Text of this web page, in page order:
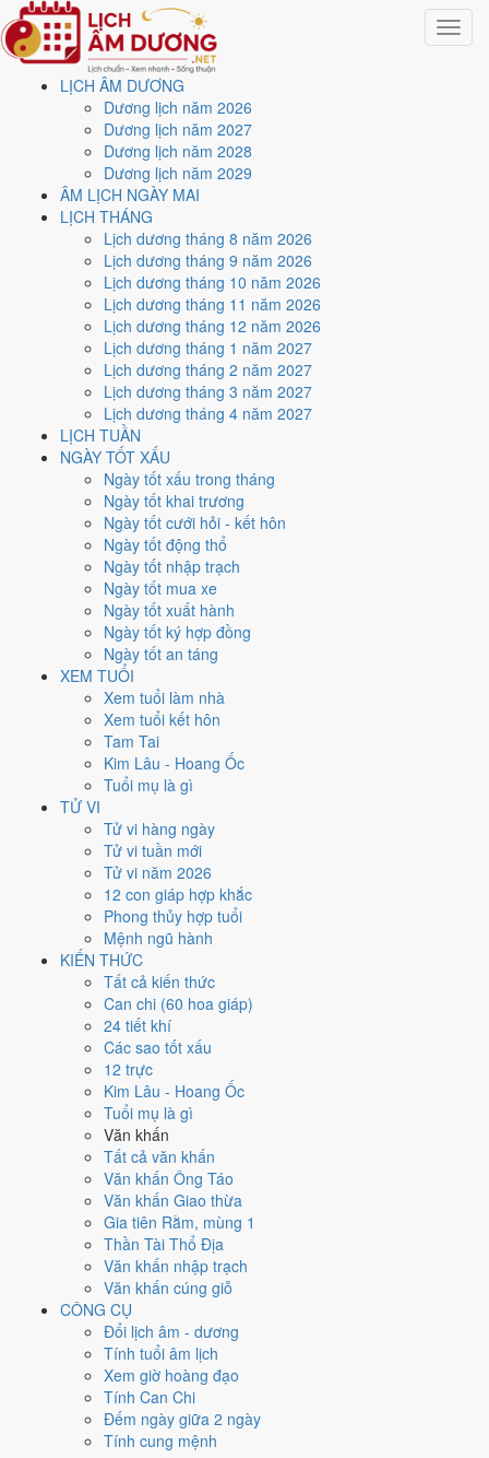
Toggle
LỊCH ÂM DƯƠNG
Dương lịch năm 2026
Dương lịch năm 2027
Dương lịch năm 2028
Dương lịch năm 2029
ÂM LỊCH NGÀY MAI
LỊCH THÁNG
Lịch dương tháng 8 năm 2026
Lịch dương tháng 9 năm 2026
Lịch dương tháng 10 năm 2026
Lịch dương tháng 11 năm 2026
Lịch dương tháng 12 năm 2026
Lịch dương tháng 1 năm 2027
Lịch dương tháng 2 năm 2027
Lịch dương tháng 3 năm 2027
Lịch dương tháng 4 năm 2027
LỊCH TUẦN
NGÀY TỐT XẤU
Ngày tốt xấu trong tháng
Ngày tốt khai trương
Ngày tốt cưới hỏi - kết hôn
Ngày tốt động thổ
Ngày tốt nhập trạch
Ngày tốt mua xe
Ngày tốt xuất hành
Ngày tốt ký hợp đồng
Ngày tốt an táng
XEM TUỔI
Xem tuổi làm nhà
Xem tuổi kết hôn
Tam Tai
Kim Lâu - Hoang Ốc
Tuổi mụ là gì
TỬ VI
Tử vi hàng ngày
Tử vi tuần mới
Tử vi năm 2026
12 con giáp hợp khắc
Phong thủy hợp tuổi
Mệnh ngũ hành
KIẾN THỨC
Tất cả kiến thức
Can chi (60 hoa giáp)
24 tiết khí
Các sao tốt xấu
12 trực
Kim Lâu - Hoang Ốc
Tuổi mụ là gì
Văn khấn
Tất cả văn khấn
Văn khấn Ông Táo
Văn khấn Giao thừa
Gia tiên Rằm, mùng 1
Thần Tài Thổ Địa
Văn khấn nhập trạch
Văn khấn cúng giỗ
CÔNG CỤ
Đổi lịch âm - dương
Tính tuổi âm lịch
Xem giờ hoàng đạo
Tính Can Chi
Đếm ngày giữa 2 ngày
Tính cung mệnh
Trang chủ
Lịch năm 2030
Lịch âm dương năm 2030 -
Canh Tuất · Cửu Tử Ly Hỏa
Nguyễn Minh An·Cập nhật: 30/07/2026
2030 (Canh Tuất), Tết Nguyên đán vào2/2/2030
Canh Tuất 2030có Thiên Can Canh hành Kim, Địa Chi Tuất
hành Thổ. Nạp Âm làThoa Xuyến Kim hành Kim. Hai hành Can và
Chi Thổ sinh Kim (tương sinh), đó là nền khí của cả năm.
88 ngày đạt mức Tốt trở lên, dồn nhiều nhất vào
. Mức này chấm theo thang 5 bậc dùng chung với trang chi tiết từng
ngày, không phải chỉ đếm ngày Hoàng Đạo.
Tết Nguyên đán rơi vào2/2/2030. Về phong thủy, sao Ngũ Hoàng
hướng Đông Nam (Tốn)nên tránh động thổ hướng này.
Thìnxung Thái Tuế, theo tục lệ thì nên làm lễ giải đầu
Ngày tốt trở lên
Ngày bình thường
Năm 2030 là năm con gì, mệnh
gì?
Năm 2030 là năm Canh Tuất, Nạp Âm
Thiên Can Canh hànhKimgặp Địa Chi Tuất hành
hành của năm vì vậy làKim - Thổ. Cách tính cặp can chi này nằm ở
can chi Canh Tuất .
Canh Tuất (Kim × Thổ)
Thoa Xuyến Kim
Cửu Tử Ly Hỏa
Bảng phân tích Can Chi năm Canh Tuất
Chi tiết
Ý nghĩa
Kim
Dương
Thiên Can Canh thuộc hành Kim, là khí chủ đạo
của năm 2030.